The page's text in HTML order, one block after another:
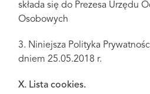
składa się do Prezesa Urzędu
Osobowych
3. Niniejsza Polityka
dniem 25.05.2018 r.
X. Lista cookies.